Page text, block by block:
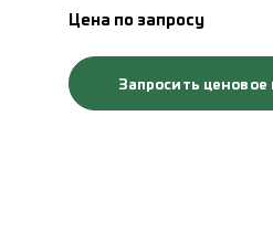
Цена по запросу
Запросить